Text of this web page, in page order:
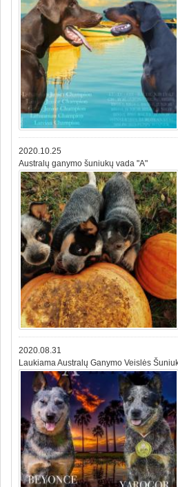
2020.10.25
Australų ganymo šuniukų vada "A"
2020.08.31
Laukiama Australų Ganymo Veislės